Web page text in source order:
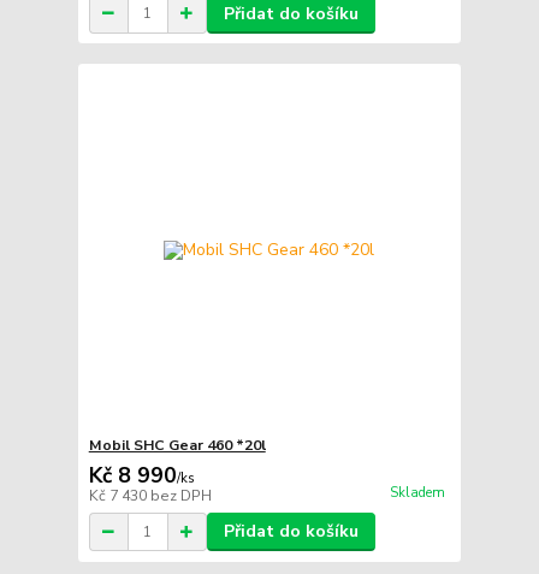
Přidat do košíku
Mobil SHC Gear 460 *20l
Kč 8 990/ks
Kč 7 430 bez DPH Skladem
Přidat do košíku